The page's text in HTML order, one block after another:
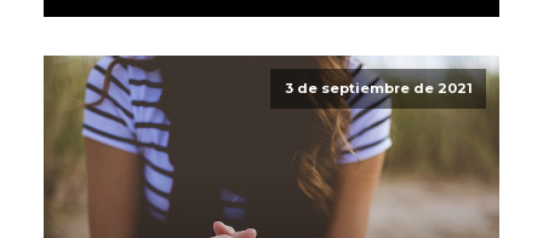
3 de septiembre de 2021